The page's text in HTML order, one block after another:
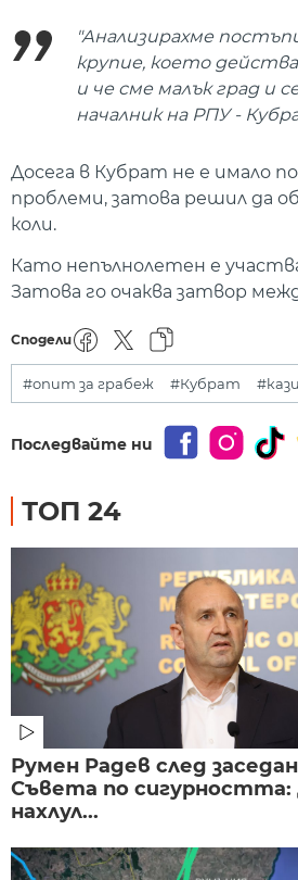
"Анализирахме
крупие, което
и че сме малък град и
началник на РПУ -
Досега в Кубрат не е имало
проблеми, затова решил да
коли.
Като непълнолетен е
Затова го очаква затвор
Сподели
#опит за грабеж #Кубрат
Последвайте ни
ТОП 24
Румен Радев след
Съвета по сигурността:
нахлул...